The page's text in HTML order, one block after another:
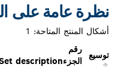
نظرة عامة على
أشكال المنتج المتاحة: 1
توسيع
رقم
الجزءdescription